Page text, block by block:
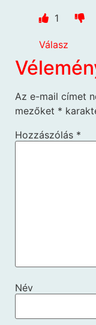
1
Válasz
Az e-mail címet
mezőket *
Hozzászólás *
Név